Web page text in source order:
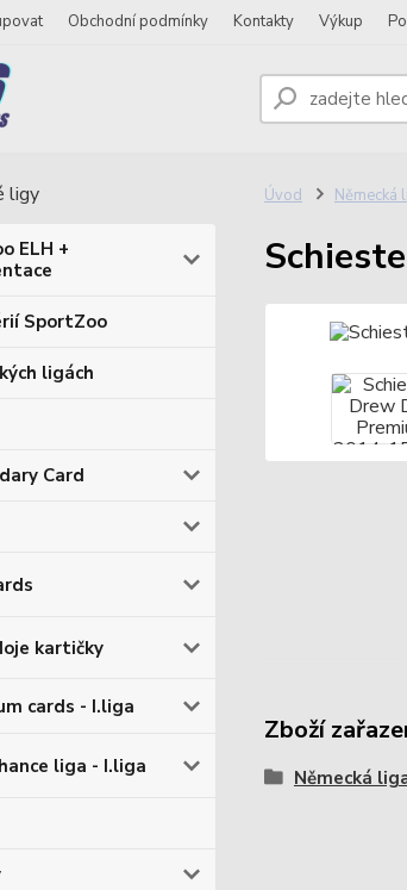
Obchodní podmínky Kontakty Výkup
ligy
ELH +
SportZoo
ligách
Card
kartičky
cards - I.liga
liga - I.liga
Úvod Německá
Zboží
Německá